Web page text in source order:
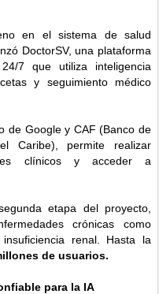
en el sistema de salud
DoctorSV, una plataforma
7 que utiliza inteligencia
y seguimiento médico
de Google y CAF (Banco de
Caribe), permite realizar
clínicos y acceder a
etapa del proyecto,
crónicas como
renal. Hasta la
de usuarios.
para la IA